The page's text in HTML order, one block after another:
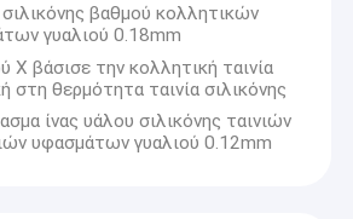
σιλικόνης βαθμού κολλητικών
γυαλιού 0.18mm
Χ βάσισε την κολλητική ταινία
στη θερμότητα ταινία σιλικόνης
ίνας υάλου σιλικόνης ταινιών
υφασμάτων γυαλιού 0.12mm